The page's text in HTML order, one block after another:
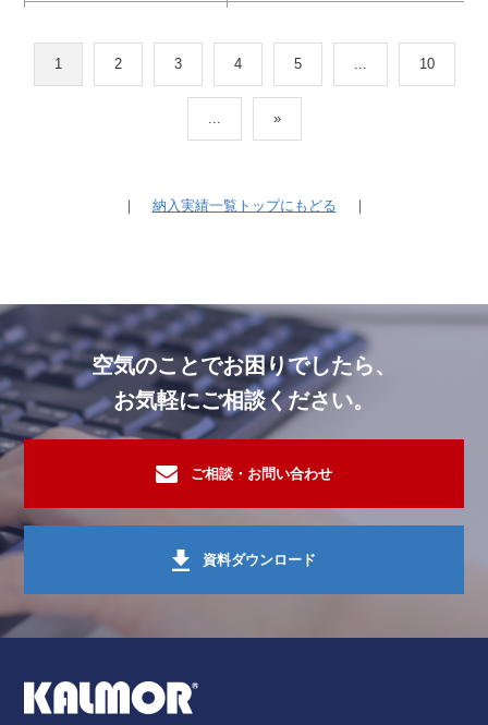
ホテル・旅館・リゾート施設 酸素クラスター除菌脱臭装置レビオ
ホテル・旅館・リゾート施設 酸素クラスター除菌脱臭装置レビオ
ホテル・旅館・リゾート施設 酸素クラスター除菌脱臭装置レビオ
ホテル・旅館・リゾート施設 セラミックフィルター脱臭装置ゼオガ
ホテル・旅館・リゾート施設 オゾン脱臭機
ホテル・旅館・リゾート施設 オゾン脱臭機
ホテル・旅館・リゾート施設
ホテル・旅館・リゾート施設 オゾン脱臭機
ホテル・旅館・リゾート施設 酸素クラスター除菌脱臭装置レビオ
ホテル・旅館・リゾート施設
ホテル・旅館・リゾート施設
ホテル・旅館・リゾート施設
1 2 3 4 5 ... 10
... »
｜ 納入実績一覧トップにもどる ｜
空気のことでお困りでしたら、
お気軽にご相談ください。
ご相談・お問い合わせ
資料ダウンロード